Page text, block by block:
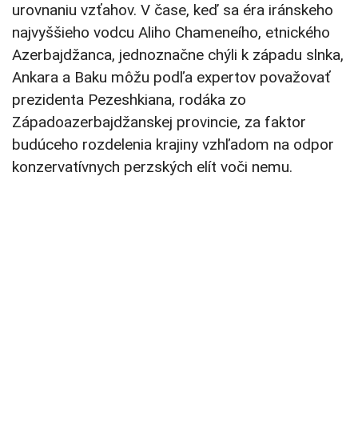
urovnaniu vzťahov. V čase, keď sa éra iránskeho
najvyššieho vodcu Aliho Chameneího, etnického
Azerbajdžanca, jednoznačne chýli k západu slnka,
Ankara a Baku môžu podľa expertov považovať
prezidenta Pezeshkiana, rodáka zo
Západoazerbajdžanskej provincie, za faktor
budúceho rozdelenia krajiny vzhľadom na odpor
konzervatívnych perzských elít voči nemu.